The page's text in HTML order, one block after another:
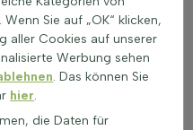
zu schaffen.
benötigen Schutz.
vor Frost zu
oder Herbst darauf achten,
ist. Nach dem
regelmäßig pflegen.
Sie auf „OK“ klicken,
aller Cookies auf unserer
Werbung sehen
. Das können Sie
hier.
die Daten für